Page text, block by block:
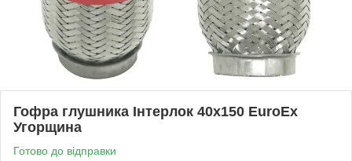
Гофра глушника Інтерлок 40x150 EuroEx
Угорщина
Готово до відправки